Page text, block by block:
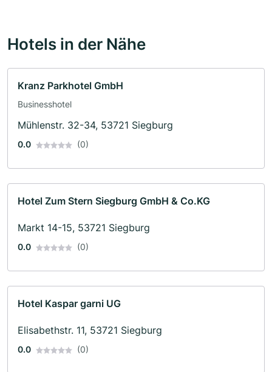
Hotels in der Nähe
Kranz Parkhotel GmbH
Businesshotel
Mühlenstr. 32-34, 53721 Siegburg
0.0 (0)
Hotel Zum Stern Siegburg GmbH & Co.KG
Markt 14-15, 53721 Siegburg
0.0 (0)
Hotel Kaspar garni UG
Elisabethstr. 11, 53721 Siegburg
0.0 (0)